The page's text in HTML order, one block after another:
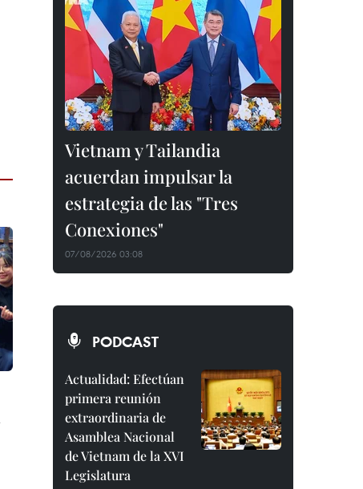
Vietnam y Tailandia
acuerdan impulsar la
estrategia de las "Tres
Conexiones"
07/08/2026 03:08
PODCAST
Actualidad: Efectúan
primera reunión
extraordinaria de
Asamblea Nacional
de Vietnam de la XVI
Legislatura